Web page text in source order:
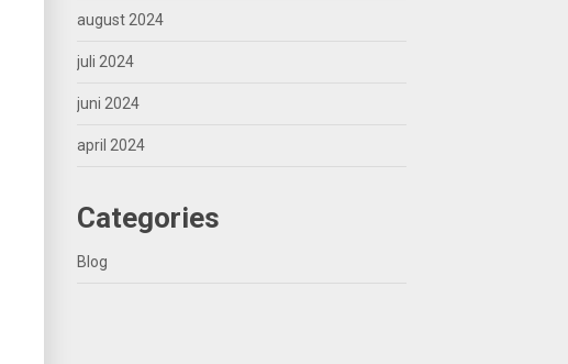
august 2024
juli 2024
juni 2024
april 2024
Categories
Blog